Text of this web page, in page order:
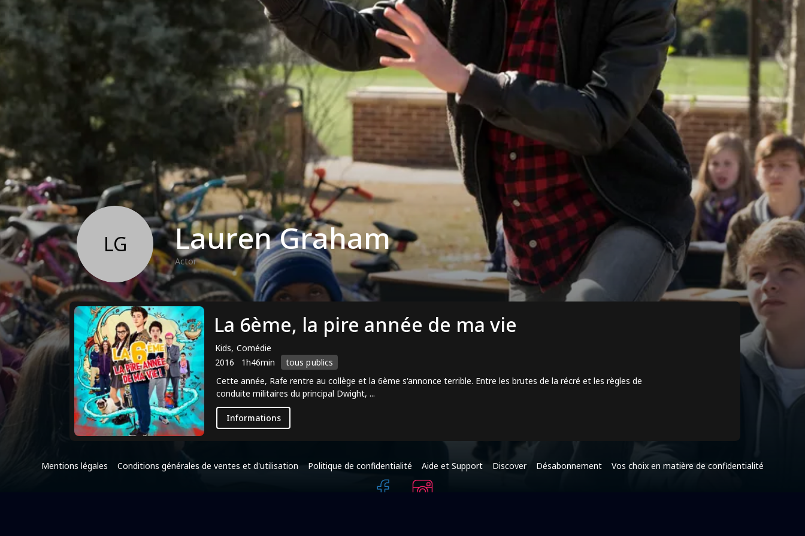
LG Lauren Graham
Actor
La 6ème, la pire année de ma vie
Kids, Comédie
2016
1h46min
tous publics
Cette année, Rafe rentre au collège et la 6ème s'annonce terrible. Entre les brutes de la récré et les règles de
conduite militaires du principal Dwight, ...
Informations
Mentions légales Conditions générales de ventes et d'utilisation Politique de confidentialité Aide et Support Discover Désabonnement Vos choix en matière de confidentialité